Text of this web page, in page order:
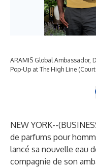
ARAMIS Global Ambassador,
Pop-Up at The High Line
NEW YORK--(
de parfums pour
lancé sa nouvelle eau
compagnie de son